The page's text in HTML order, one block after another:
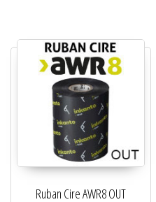
Ruban Cire AWR8 OUT